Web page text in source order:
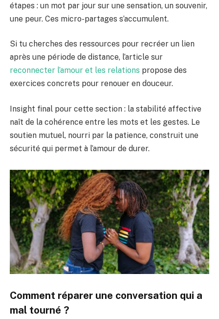
étapes : un mot par jour sur une sensation, un souvenir,
une peur. Ces micro-partages s’accumulent.
Si tu cherches des ressources pour recréer un lien
après une période de distance, l’article sur
reconnecter l’amour et les relations propose des
exercices concrets pour renouer en douceur.
Insight final pour cette section : la stabilité affective
naît de la cohérence entre les mots et les gestes. Le
soutien mutuel, nourri par la patience, construit une
sécurité qui permet à l’amour de durer.
Comment réparer une conversation qui a
mal tourné ?